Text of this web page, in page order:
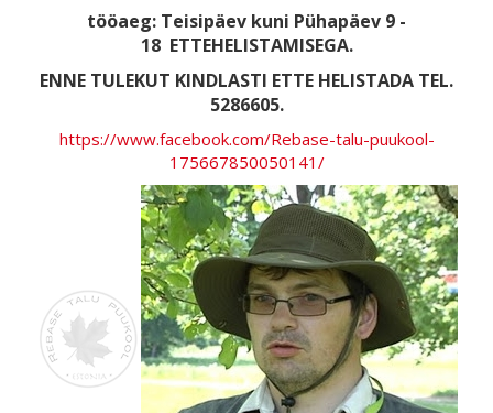
tööaeg: Teisipäev kuni Pühapäev 9 -
18 ETTEHELISTAMISEGA.
ENNE TULEKUT KINDLASTI ETTE HELISTADA TEL.
5286605.
https://www.facebook.com/Rebase-talu-puukool-
175667850050141/